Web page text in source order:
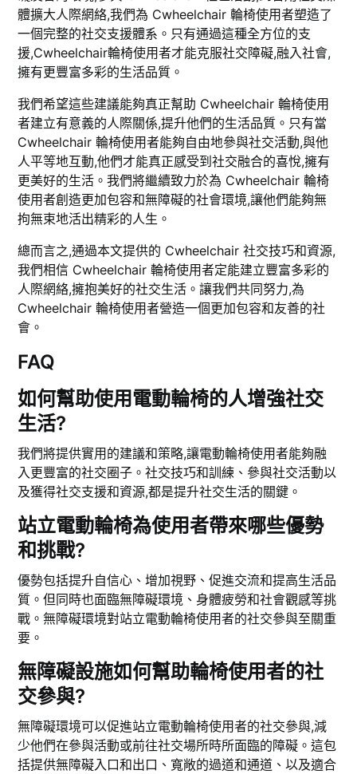
體擴大人際網絡,我們為 Cwheelchair 輪椅使用者塑造了
一個完整的社交支援體系。只有通過這種全方位的支
援,Cwheelchair輪椅使用者才能克服社交障礙,融入社會,
擁有更豐富多彩的生活品質。
我們希望這些建議能夠真正幫助 Cwheelchair 輪椅使用
者建立有意義的人際關係,提升他們的生活品質。只有當
Cwheelchair 輪椅使用者能夠自由地參與社交活動,與他
人平等地互動,他們才能真正感受到社交融合的喜悅,擁有
更美好的生活。我們將繼續致力於為 Cwheelchair 輪椅
使用者創造更加包容和無障礙的社會環境,讓他們能夠無
拘無束地活出精彩的人生。
總而言之,通過本文提供的 Cwheelchair 社交技巧和資源,
我們相信 Cwheelchair 輪椅使用者定能建立豐富多彩的
人際網絡,擁抱美好的社交生活。讓我們共同努力,為
Cwheelchair 輪椅使用者營造一個更加包容和友善的社
會。
FAQ
如何幫助使用電動輪椅的人增強社交
生活?
我們將提供實用的建議和策略,讓電動輪椅使用者能夠融
入更豐富的社交圈子。社交技巧和訓練、參與社交活動以
及獲得社交支援和資源,都是提升社交生活的關鍵。
站立電動輪椅為使用者帶來哪些優勢
和挑戰?
優勢包括提升自信心、增加視野、促進交流和提高生活品
質。但同時也面臨無障礙環境、身體疲勞和社會觀感等挑
戰。無障礙環境對站立電動輪椅使用者的社交參與至關重
要。
無障礙設施如何幫助輪椅使用者的社
交參與?
無障礙環境可以促進站立電動輪椅使用者的社交參與,減
少他們在參與活動或前往社交場所時所面臨的障礙。這包
括提供無障礙入口和出口、寬敞的過道和通道、以及適合